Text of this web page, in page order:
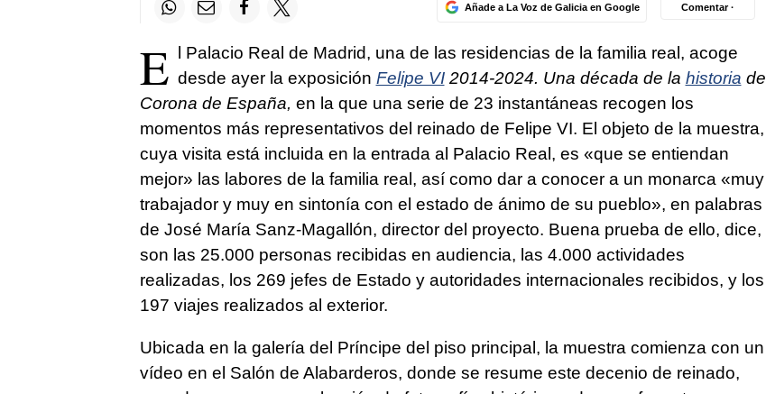
Añade a La Voz de Galicia en Google Comentar ·
E l Palacio Real de Madrid, una de las residencias de la familia real, acoge
desde ayer la exposición Felipe VI2014-2024. Una década de la historia de
Corona de España, en la que una serie de 23 instantáneas recogen los
momentos más representativos del reinado de Felipe VI. El objeto de la muestra,
cuya visita está incluida en la entrada al Palacio Real, es «que se entiendan
mejor» las labores de la familia real, así como dar a conocer a un monarca «muy
trabajador y muy en sintonía con el estado de ánimo de su pueblo», en palabras
de José María Sanz-Magallón, director del proyecto. Buena prueba de ello, dice,
son las 25.000 personas recibidas en audiencia, las 4.000 actividades
realizadas, los 269 jefes de Estado y autoridades internacionales recibidos, y los
197 viajes realizados al exterior.
Ubicada en la galería del Príncipe del piso principal, la muestra comienza con un
vídeo en el Salón de Alabarderos, donde se resume este decenio de reinado,